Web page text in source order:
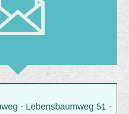
· Lebensbaumweg 51 ·